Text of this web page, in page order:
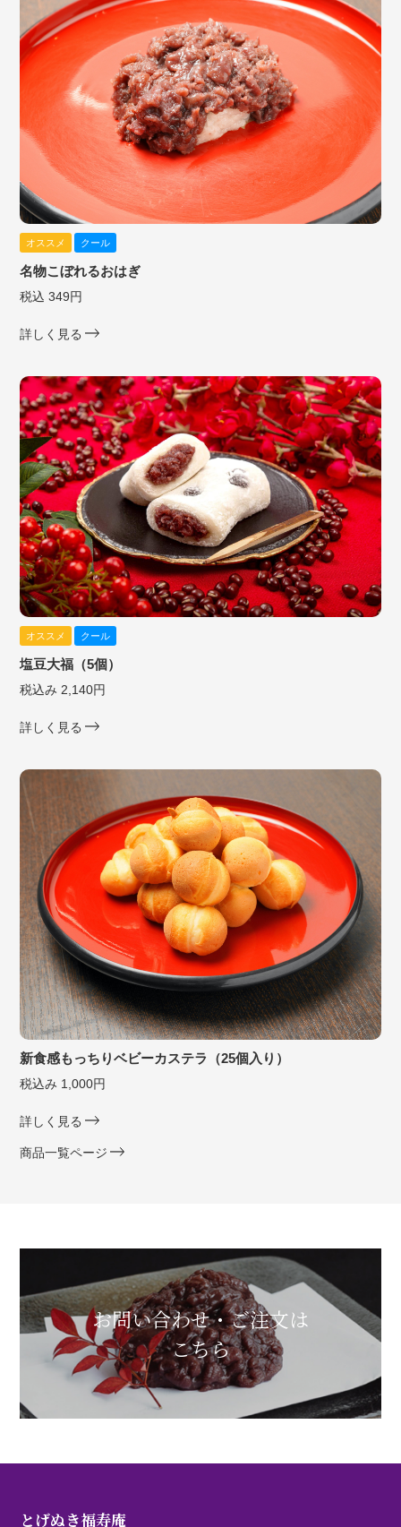
オススメ クール
名物こぼれるおはぎ
税込 349円
詳しく見る
オススメ クール
塩豆大福（5個）
税込み 2,140円
詳しく見る
新食感もっちりベビーカステラ（25個入り）
税込み 1,000円
詳しく見る
商品一覧ページ
お問い合わせ・ご注文は
こちら
とげぬき福寿庵